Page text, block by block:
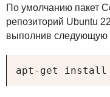
По умолчанию пакет
репозиторий Ubuntu
выполнив следующую
apt-get install